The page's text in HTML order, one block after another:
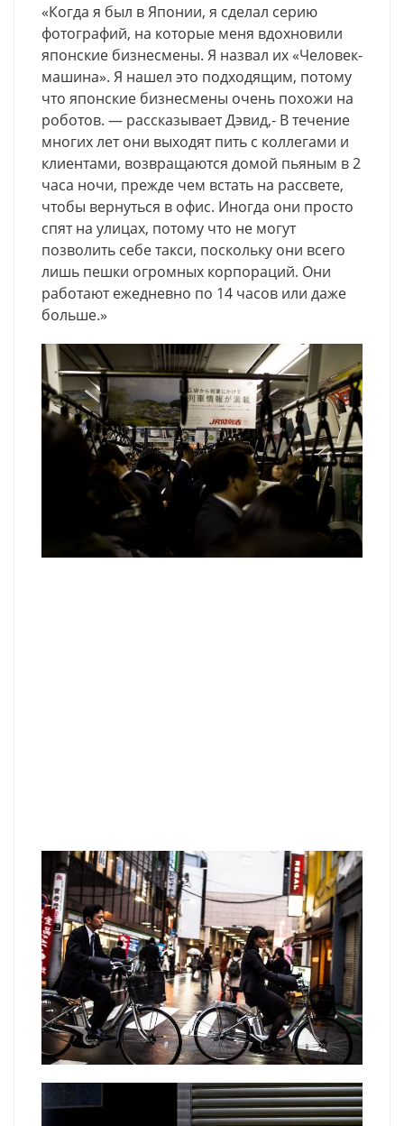
«Когда я был в Японии, я сделал серию
фотографий, на которые меня вдохновили
японские бизнесмены. Я назвал их «Человек-
машина». Я нашел это подходящим, потому
что японские бизнесмены очень похожи на
роботов. — рассказывает Дэвид,- В течение
многих лет они выходят пить с коллегами и
клиентами, возвращаются домой пьяным в 2
часа ночи, прежде чем встать на рассвете,
чтобы вернуться в офис. Иногда они просто
спят на улицах, потому что не могут
позволить себе такси, поскольку они всего
лишь пешки огромных корпораций. Они
работают ежедневно по 14 часов или даже
больше.»